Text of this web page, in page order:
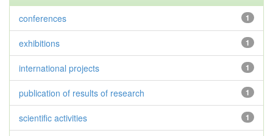
1
conferences
1
exhibitions
1
international projects
1
publication of results of research
1
scientific activities